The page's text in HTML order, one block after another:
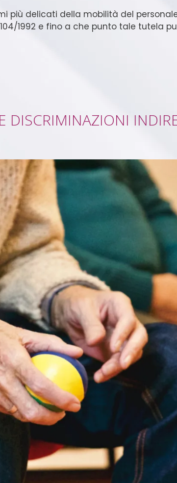
più delicati della mobilità del
1992 e fino a che punto tale tutela
DISCRIMINAZIONI